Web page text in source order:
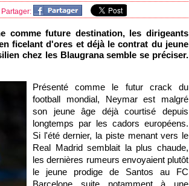
Partager:
comme future destination, les dirigeants
ficelant d'ores et déjà le contrat du jeune
chez les Blaugrana semble se préciser.
Présenté comme le futur crack du
football mondial, Neymar est malgré
son jeune âge déjà courtisé depuis
longtemps par les cadors européens.
Si l'été dernier, la piste menant vers le
Real Madrid semblait la plus chaude,
les dernières rumeurs envoyaient plutôt
le jeune prodige de Santos au FC
Barcelone suite notamment à une